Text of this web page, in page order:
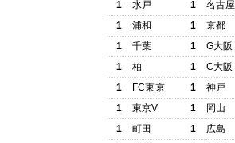
1
水戸 1
名古屋
1
浦和 1
京都
1
千葉 1
G大阪
1
柏 1
C大阪
1
FC東京 1
神戸
1
東京V 1
岡山
1
町田 1
広島